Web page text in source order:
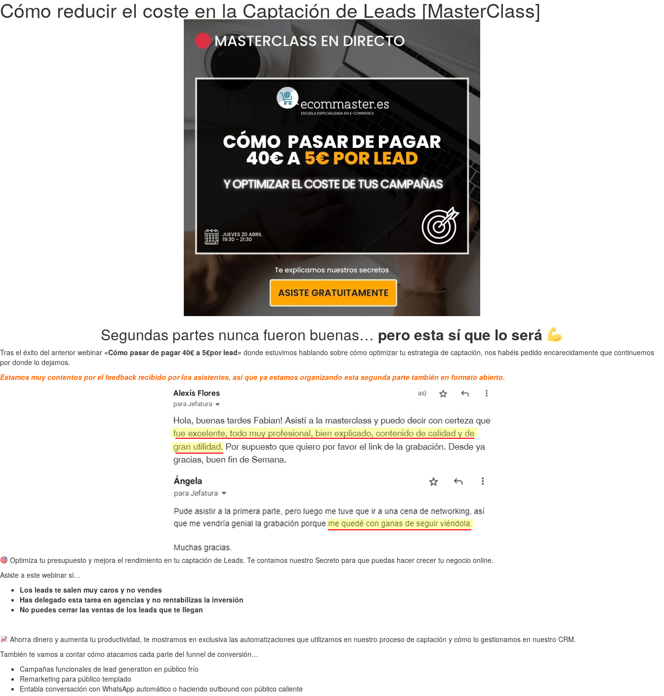
Cómo reducir el coste en la Captación de Leads [MasterClass]
Segundas partes nunca fueron buenas… pero esta sí que lo será
Tras el éxito del anterior webinar «Cómo pasar de pagar 40€ a 5€por lead» donde estuvimos hablando sobre cómo optimizar tu estrategia de captación, nos habéis pedido encarecidamente que continuemos
por donde lo dejamos.
Estamos muy contentos por el feedback recibido por los asistentes, así que ya estamos organizando esta segunda parte también en formato abierto.
Optimiza tu presupuesto y mejora el rendimiento en tu captación de Leads. Te contamos nuestro Secreto para que puedas hacer crecer tu negocio online.
Asiste a este webinar si…
Los leads te salen muy caros y no vendes
Has delegado esta tarea en agencias y no rentabilizas la inversión
No puedes cerrar las ventas de los leads que te llegan
Ahorra dinero y aumenta tu productividad, te mostramos en exclusiva las automatizaciones que utilizamos en nuestro proceso de captación y cómo lo gestionamos en nuestro CRM.
También te vamos a contar cómo atacamos cada parte del funnel de conversión…
Campañas funcionales de lead generation en público frío
Remarketing para público templado
Entabla conversación con WhatsApp automático o haciendo outbound con público caliente